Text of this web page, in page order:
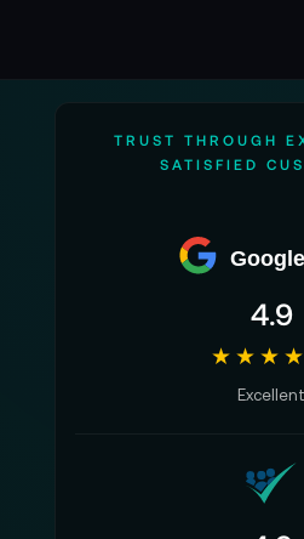
TRUST THROUGH
SATISFIED
Google
4.9
Excellent